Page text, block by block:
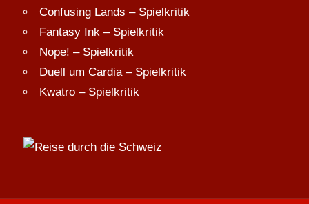
Confusing Lands – Spielkritik
Fantasy Ink – Spielkritik
Nope! – Spielkritik
Duell um Cardia – Spielkritik
Kwatro – Spielkritik